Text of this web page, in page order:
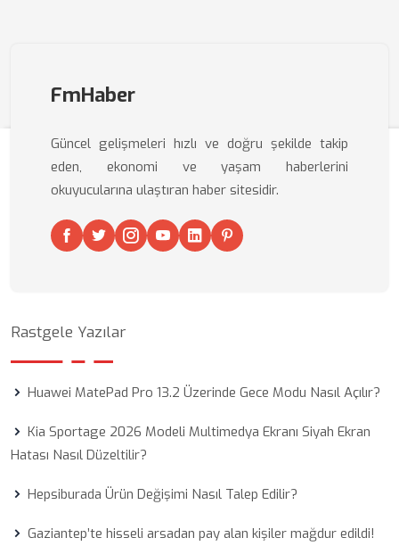
FmHaber
Güncel gelişmeleri hızlı ve doğru şekilde takip
eden, ekonomi ve yaşam haberlerini
okuyucularına ulaştıran haber sitesidir.
Rastgele Yazılar
Huawei MatePad Pro 13.2 Üzerinde Gece Modu Nasıl Açılır?
Kia Sportage 2026 Modeli Multimedya Ekranı Siyah Ekran
Hatası Nasıl Düzeltilir?
Hepsiburada Ürün Değişimi Nasıl Talep Edilir?
Gaziantep’te hisseli arsadan pay alan kişiler mağdur edildi!